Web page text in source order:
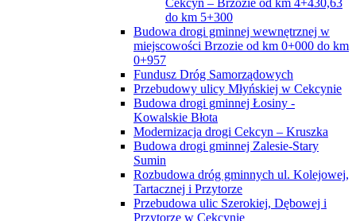
Cekcyn – Brzozie od km 4+430,63
do km 5+300
Budowa drogi gminnej wewnętrznej w
miejscowości Brzozie od km 0+000 do km
0+957
Fundusz Dróg Samorządowych
Przebudowy ulicy Młyńskiej w Cekcynie
Budowa drogi gminnej Łosiny -
Kowalskie Błota
Modernizacja drogi Cekcyn – Kruszka
Budowa drogi gminnej Zalesie-Stary
Sumin
Rozbudowa dróg gminnych ul. Kolejowej,
Tartacznej i Przytorze
Przebudowa ulic Szerokiej, Dębowej i
Przytorze w Cekcynie